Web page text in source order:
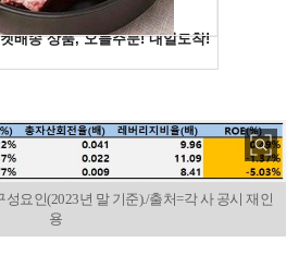
요인(2023년 말 기준)./출처=각 사 공시 재인
용